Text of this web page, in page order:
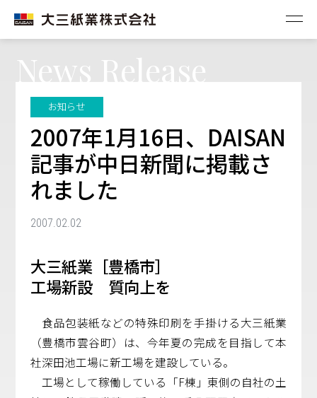
News Release
お知らせ
2007年1月16日、DAISAN
記事が中日新聞に掲載さ
れました
2007.02.02
大三紙業［豊橋市］
工場新設 質向上を
食品包装紙などの特殊印刷を手掛ける大三紙業
（豊橋市雲谷町）は、今年夏の完成を目指して本
社深田池工場に新工場を建設している。
工場として稼働している「F棟」東側の自社の土